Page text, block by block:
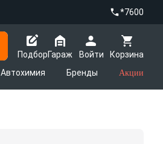
*7600
Подбор
Корзина
Гараж
Войти
Автохимия Бренды Акции